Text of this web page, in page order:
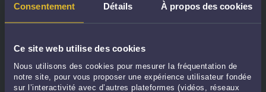
Consentement Détails À propos des cookies
Ce site web utilise des cookies
Nous utilisons des cookies pour mesurer la fréquentation de
notre site, pour vous proposer une expérience utilisateur fondée
sur l’interactivité avec d’autres plateformes (vidéos, réseaux
Vous permettre de prendre des décisions éclairées et de
protéger vos droits, quelle que soit la situation.
Je suis impatiente de vous aider à défendre vos droits et à
obtenir satisfaction !